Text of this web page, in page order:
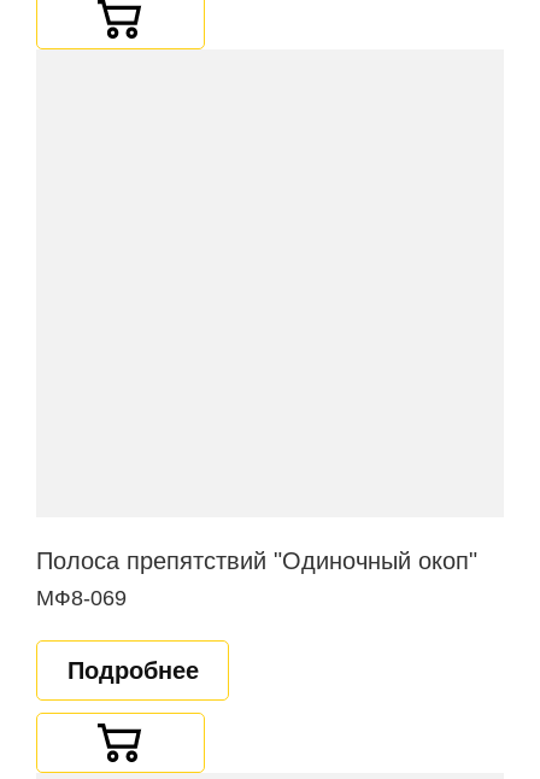
Полоса препятствий "Одиночный окоп"
МФ8-069
Подробнее